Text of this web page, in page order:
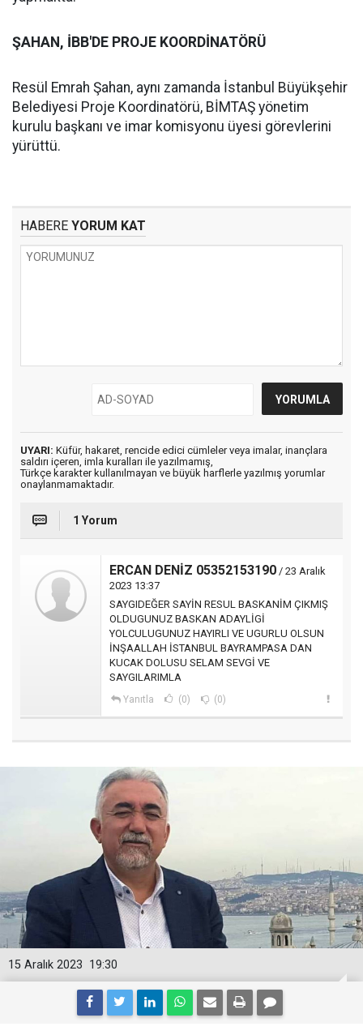
ŞAHAN, İBB'DE PROJE KOORDİNATÖRÜ
Resül Emrah Şahan, aynı zamanda İstanbul Büyükşehir
Belediyesi Proje Koordinatörü, BİMTAŞ yönetim
kurulu başkanı ve imar komisyonu üyesi görevlerini
yürüttü.
HABERE YORUM KAT
UYARI: Küfür, hakaret, rencide edici cümleler veya imalar, inançlara
saldırı içeren, imla kuralları ile yazılmamış,
Türkçe karakter kullanılmayan ve büyük harflerle yazılmış yorumlar
onaylanmamaktadır.
1 Yorum
ERCAN DENİZ 05352153190 / 23 Aralık
2023 13:37
SAYGIDEĞER SAYİN RESUL BASKANİM ÇIKMIŞ
OLDUGUNUZ BASKAN ADAYLİGİ
YOLCULUGUNUZ HAYIRLI VE UGURLU OLSUN
İNŞAALLAH İSTANBUL BAYRAMPASA DAN
KUCAK DOLUSU SELAM SEVGİ VE
SAYGILARIMLA
Yanıtla (0) (0)
19:30
15 Aralık 2023